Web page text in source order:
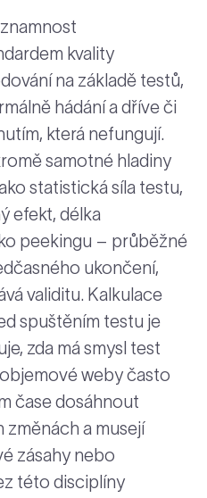
kvality
na základě testů,
hádání a dříve či
která nefungují.
samotné hladiny
statistická síla testu,
efekt, délka
peekingu – průběžné
ukončení,
validitu. Kalkulace
spuštěním testu je
zda má smysl test
weby často
čase dosáhnout
změnách a musejí
zásahy nebo
této disciplíny